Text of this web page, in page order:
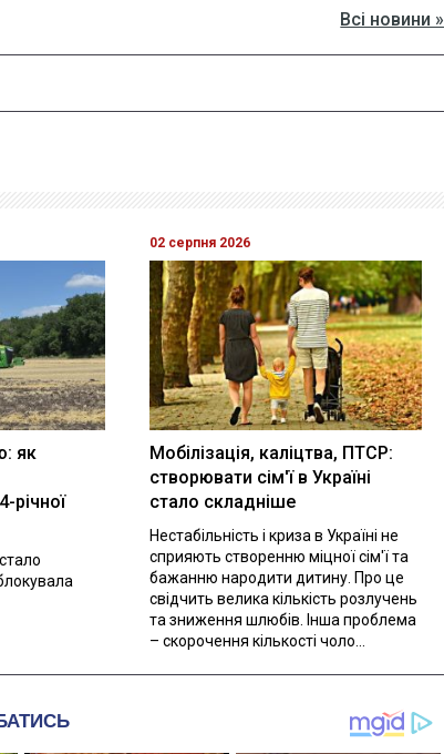
Всі новини »
як
річної
02 серпня 2026
Мобілізація, каліцтва, ПТСР:
створювати сім'ї в Україні
стало складніше
Нестабільність і криза в Україні не
сприяють створенню міцної сім'ї та
бажанню народити дитину. Про це
свідчить велика кількість розлучень
та зниження шлюбів. Інша проблема
– скорочення кількості чоло...